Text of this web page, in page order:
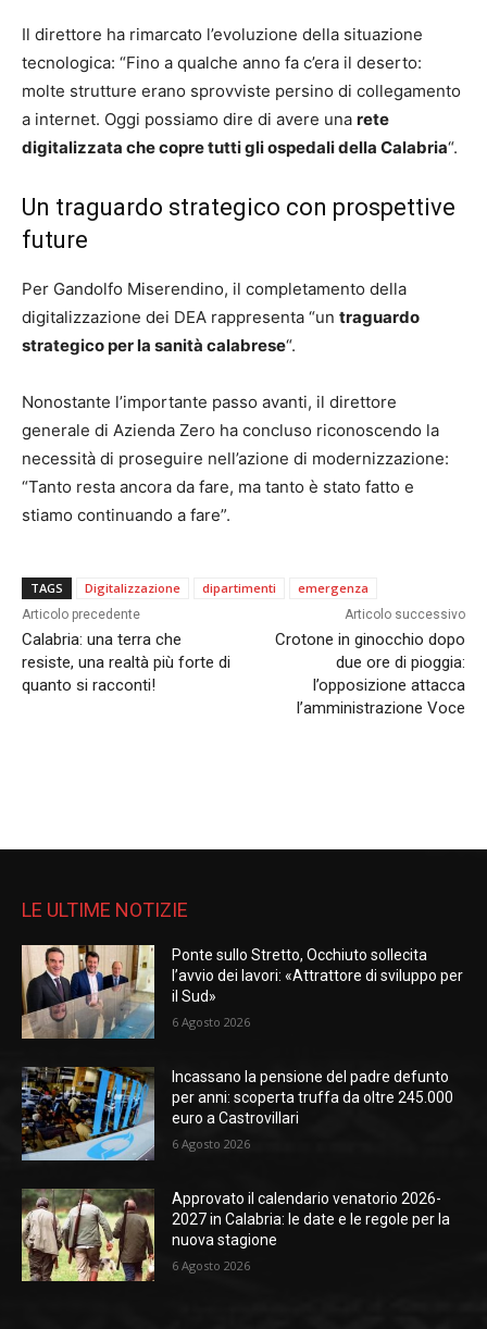
Il direttore ha rimarcato l’evoluzione della situazione
tecnologica: “Fino a qualche anno fa c’era il deserto:
molte strutture erano sprovviste persino di collegamento
a internet. Oggi possiamo dire di avere una rete
digitalizzata che copre tutti gli ospedali della Calabria“.
Un traguardo strategico con prospettive
future
Per Gandolfo Miserendino, il completamento della
digitalizzazione dei DEA rappresenta “un traguardo
strategico per la sanità calabrese“.
Nonostante l’importante passo avanti, il direttore
generale di Azienda Zero ha concluso riconoscendo la
necessità di proseguire nell’azione di modernizzazione:
“Tanto resta ancora da fare, ma tanto è stato fatto e
stiamo continuando a fare”.
TAGS Digitalizzazione dipartimenti emergenza
Articolo precedente
Calabria: una terra che
resiste, una realtà più forte di
quanto si racconti!
Articolo successivo
Crotone in ginocchio dopo
due ore di pioggia:
l’opposizione attacca
l’amministrazione Voce
LE ULTIME NOTIZIE
Ponte sullo Stretto, Occhiuto sollecita
l’avvio dei lavori: «Attrattore di sviluppo per
il Sud»
6 Agosto 2026
Incassano la pensione del padre defunto
per anni: scoperta truffa da oltre 245.000
euro a Castrovillari
6 Agosto 2026
Approvato il calendario venatorio 2026-
2027 in Calabria: le date e le regole per la
nuova stagione
6 Agosto 2026